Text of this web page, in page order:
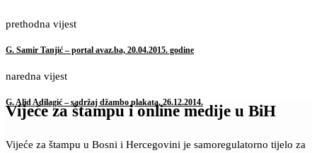
prethodna vijest
G. Samir Tanjić – portal avaz.ba, 20.04.2015. godine
naredna vijest
G. Alid Adilagić – sadržaj džambo plakata, 26.12.2014.
Vijeće za štampu i online medije u BiH
Vijeće za štampu u Bosni i Hercegovini je samoregulatorno tijelo za